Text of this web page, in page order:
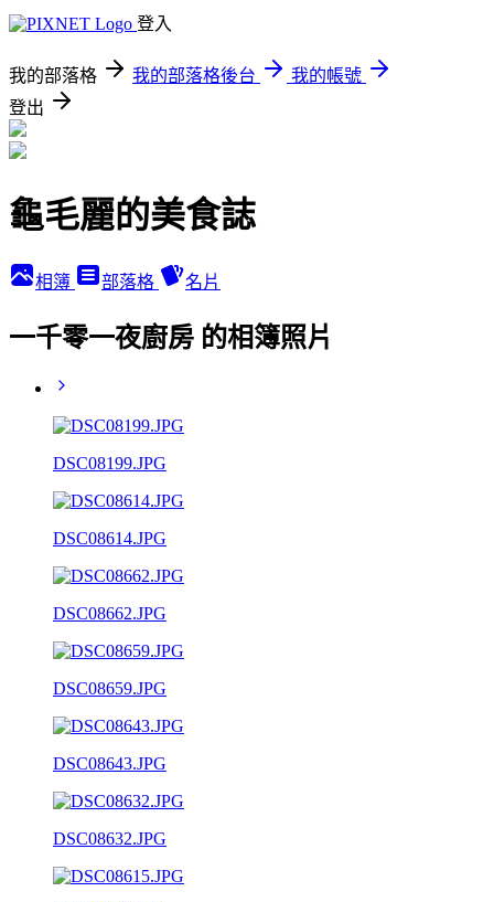
登入
我的部落格 我的部落格後台
我的帳號
登出
龜毛麗的美食誌
相簿 部落格 名片
一千零一夜廚房 的相簿照片
DSC08199.JPG
DSC08614.JPG
DSC08662.JPG
DSC08659.JPG
DSC08643.JPG
DSC08632.JPG